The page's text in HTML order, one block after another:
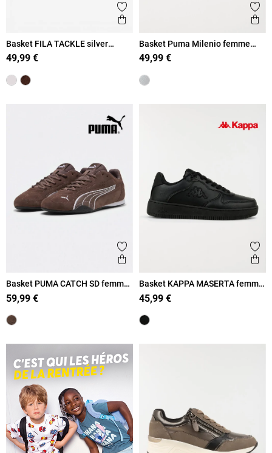
Ajouter aux favoris
Aperçu rapide
Basket FILA TACKLE silver
femme (36-41)
49,99 €
Basket Puma Milenio femme
(36-39)
49,99 €
Ajouter aux favoris
Aperçu rapide
Basket PUMA CATCH SD femme
(36-41)
59,99 €
Basket KAPPA MASERTA femme
(36-41)
45,99 €